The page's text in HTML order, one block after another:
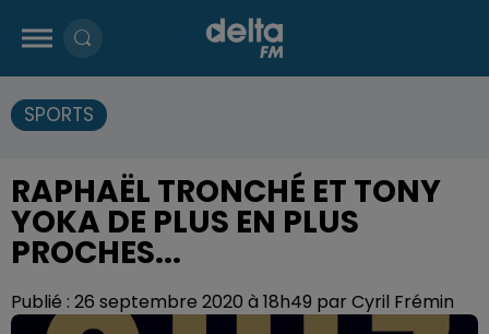
SPORTS
RAPHAËL TRONCHÉ ET TONY
YOKA DE PLUS EN PLUS
PROCHES...
Publié : 26 septembre 2020 à 18h49 par Cyril Frémin